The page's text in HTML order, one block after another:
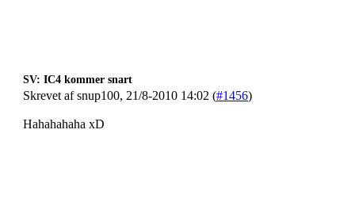
SV: IC4 kommer snart
Skrevet af snup100, 21/8-2010 14:02 (#1456)
Hahahahaha xD